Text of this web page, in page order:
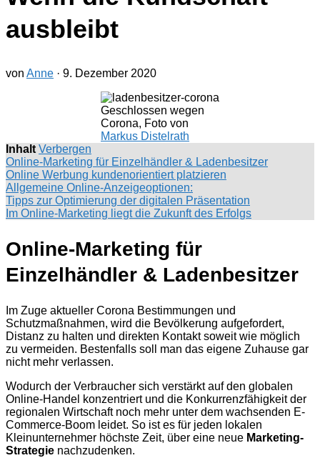
ausbleibt
von Anne · 9. Dezember 2020
Geschlossen wegen
Corona, Foto von
Markus Distelrath
Inhalt Verbergen
Online-Marketing für Einzelhändler & Ladenbesitzer
Online Werbung kundenorientiert platzieren
Allgemeine Online-Anzeigeoptionen:
Tipps zur Optimierung der digitalen Präsentation
Im Online-Marketing liegt die Zukunft des Erfolgs
Online-Marketing für
Einzelhändler & Ladenbesitzer
Im Zuge aktueller Corona Bestimmungen und
Schutzmaßnahmen, wird die Bevölkerung aufgefordert,
Distanz zu halten und direkten Kontakt soweit wie möglich
zu vermeiden. Bestenfalls soll man das eigene Zuhause gar
nicht mehr verlassen.
Wodurch der Verbraucher sich verstärkt auf den globalen
Online-Handel konzentriert und die Konkurrenzfähigkeit der
regionalen Wirtschaft noch mehr unter dem wachsenden E-
Commerce-Boom leidet. So ist es für jeden lokalen
Kleinunternehmer höchste Zeit, über eine neue Marketing-
Strategie nachzudenken.